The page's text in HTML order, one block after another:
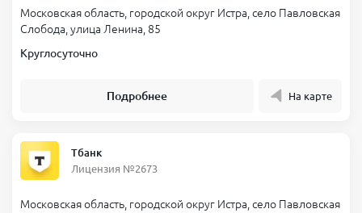
Московская область, городской округ Истра, село Павловская
Слобода, улица Ленина, 85
Круглосуточно
Подробнее На карте
Тбанк
Лицензия №2673
Московская область, городской округ Истра, село Павловская